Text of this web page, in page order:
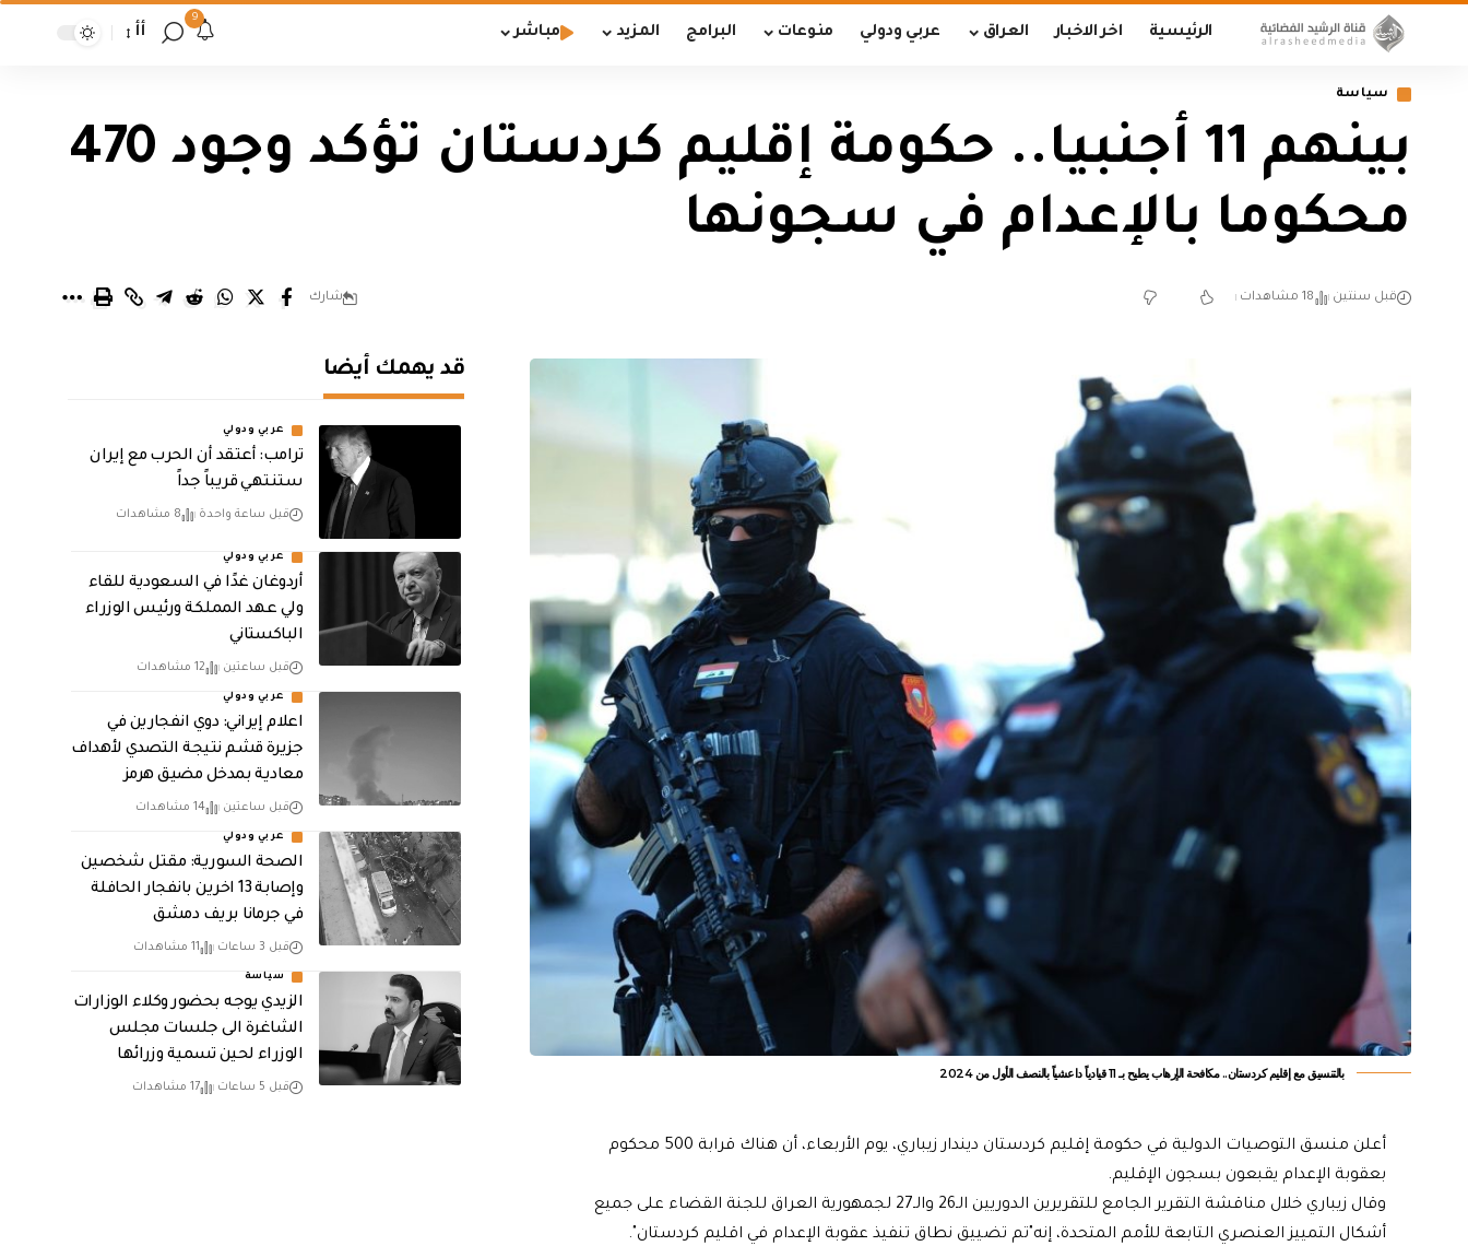
الرئيسية اخر الاخبار العراق عربي ودولي منوعات البرامج المزيد مباشر
9
أأ
سياسة
بينهم 11 أجنبيا.. حكومة إقليم كردستان تؤكد وجود 470
محكوما بالإعدام في سجونها
قبل سنتين 18 مشاهدات شارك
بالتنسيق مع إقليم كردستان.. مكافحة الإرهاب يطيح بـ 11 قيادياً داعشياً بالنصف الأول من 2024
أعلن منسق التوصيات الدولية في حكومة إقليم كردستان ديندار زيباري، يوم الأربعاء، أن هناك قرابة 500 محكوم
بعقوبة الإعدام يقبعون بسجون الإقليم.
وقال زيباري خلال مناقشة التقرير الجامع للتقريرين الدوريين الـ26 والـ27 لجمهورية العراق للجنة القضاء على جميع
أشكال التمييز العنصري التابعة للأمم المتحدة، إنه"تم تضييق نطاق تنفيذ عقوبة الإعدام في اقليم كردستان".
قد يهمك أيضا
عربي ودولي
‏ترامب: أعتقد أن الحرب مع إيران
ستنتهي قريباً جداً
قبل ساعة واحدة 8 مشاهدات
عربي ودولي
أردوغان غدًا في السعودية للقاء
ولي عهد المملكة ورئيس الوزراء
الباكستاني
قبل ساعتين 12 مشاهدات
عربي ودولي
اعلام إيراني: دوي انفجارين في
جزيرة قشم نتيجة التصدي لأهداف
معادية بمدخل مضيق هرمز
قبل ساعتين 14 مشاهدات
عربي ودولي
الصحة السورية: مقتل شخصين
وإصابة 13 اخرين بانفجار الحافلة
في جرمانا بريف دمشق
قبل 3 ساعات 11 مشاهدات
سياسة
الزيدي يوجه بحضور وكلاء الوزارات
الشاغرة الى جلسات مجلس
الوزراء لحين تسمية وزرائها
قبل 5 ساعات 17 مشاهدات